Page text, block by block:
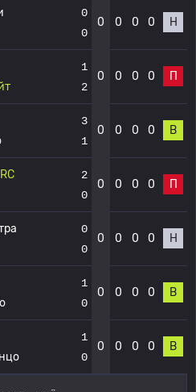
0
0
0 0 0 0 Н
1
2
0 0 0 0 П
3
1
0 0 0 0 В
2
0
0 0 0 0 П
0
0
0 0 0 0 Н
1
0
0 0 0 0 В
1
0
0 0 0 0 В